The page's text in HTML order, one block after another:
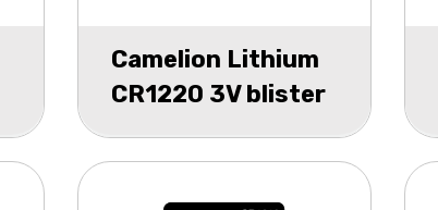
Camelion Lithium
CR1220 3V blister